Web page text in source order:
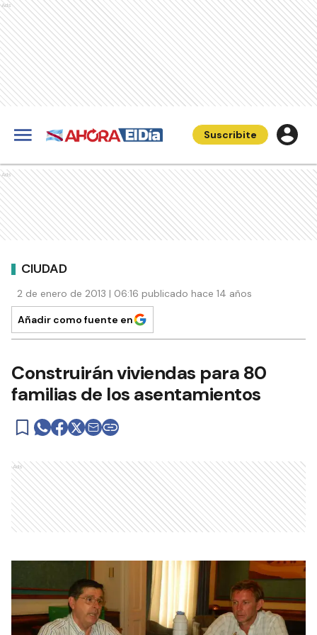
Ads
Suscribite
Ads
CIUDAD
2 de enero de 2013 | 06:16 publicado hace 14 años
Añadir como fuente en
Construirán viviendas para 80
familias de los asentamientos
Ads